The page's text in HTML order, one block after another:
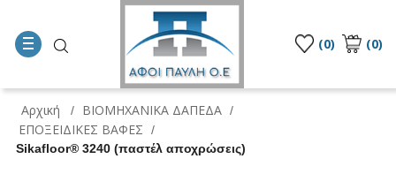
(0) (0)
Αρχική / ΒΙΟΜΗΧΑΝΙΚΑ ΔΑΠΕΔΑ /
ΕΠΟΞΕΙΔΙΚΕΣ ΒΑΦΕΣ
/
Sikafloor® 3240 (παστέλ αποχρώσεις)